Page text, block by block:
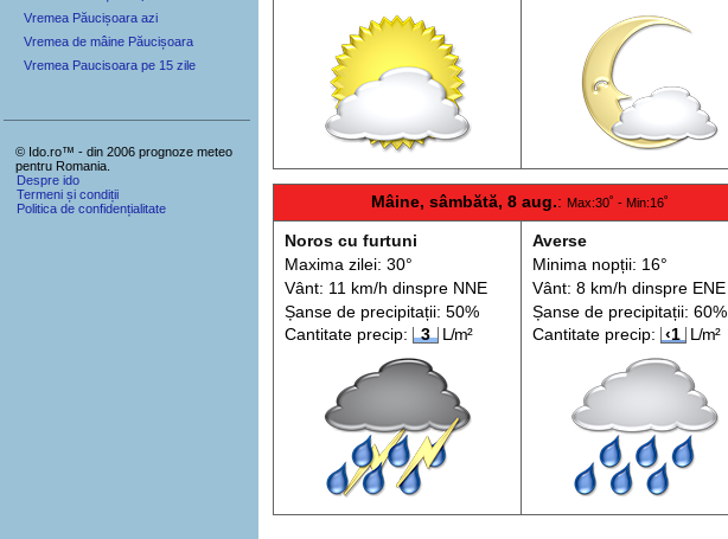
Mâine, sâmbătă, 8 aug.: Max:30˚ - Min:16˚
Noros cu furtuni
Maxima zilei: 30°
Vânt: 11 km/h dinspreNNE
Șanse de precipitații: 50%
Cantitate precip:
3 L/m²
Averse
Minima nopții: 16°
Vânt: 8 km/h dinspreENE
Șanse de precipitații: 60%
Cantitate precip:
‹1 L/m²
Vremea Păucișoara azi
Vremea de mâine Păucișoara
Vremea Paucisoara pe 15 zile
© Ido.ro™ - din 2006 prognoze meteo
pentru Romania.
Despre ido
Termeni și condiții
Politica de confidențialitate